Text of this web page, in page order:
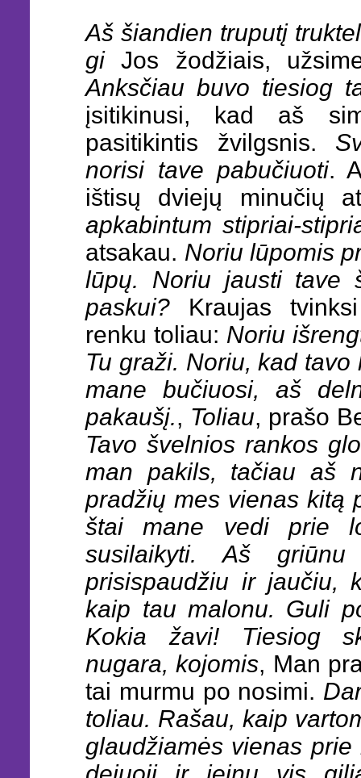
Aš šiandien truputį
giJos žodžiais,
Anksčiau buvo tiesiog
įsitikinusi, kad aš
pasitikintis žvilgsnis.
norisi tave pabučiuoti.
ištisų dviejų minučių
apkabintum stipriai-
atsakau. Noriu lūpomis
lūpų. Noriu jausti tave
paskui? Kraujas
renku toliau: Noriu
Tu graži. Noriu, kad
mane bučiuosi, aš
pakaušį., Toliau, prašo
Tavo švelnios rankos
man pakils, tačiau aš
pradžių mes vienas kitą
štai mane vedi prie
susilaikyti. Aš
prisispaudžiu ir jaučiu,
kaip tau malonu. Guli
Kokia žavi! Tiesiog
nugara, kojomis, Man
tai murmu po nosimi.
toliau. Rašau, kaip
glaudžiamės vienas